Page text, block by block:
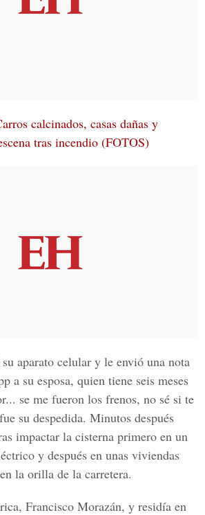
calcinados, casas dañas y
tras incendio (FOTOS)
aparato celular y le envió una nota
a su esposa, quien tiene seis meses
se me fueron los frenos, no sé si te
su despedida. Minutos después
impactar la cisterna primero en un
y después en unas viviendas
la orilla de la carretera.
Francisco Morazán, y residía en